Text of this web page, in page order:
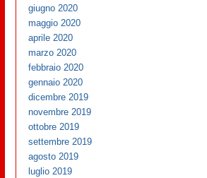
giugno 2020
maggio 2020
aprile 2020
marzo 2020
febbraio 2020
gennaio 2020
dicembre 2019
novembre 2019
ottobre 2019
settembre 2019
agosto 2019
luglio 2019